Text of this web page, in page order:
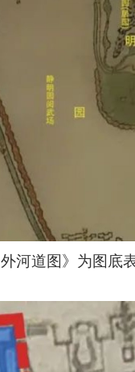
河道图》为图